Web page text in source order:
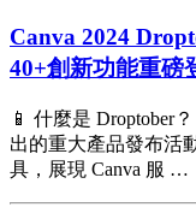
Canva 2024
40+創新功能重磅
📱 什麼是 Droptober
出的重大產品發布活
具，展現 Canva 服 …